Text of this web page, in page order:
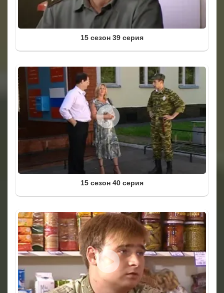
15 сезон 39 серия
15 сезон 40 серия